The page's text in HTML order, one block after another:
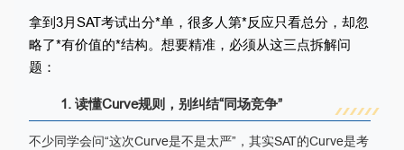
拿到3月SAT考试出分*单，很多人第*反应只看总分，却忽
略了*有价值的*结构。想要精准，必须从这三点拆解问
题：
1. 读懂Curve规则，别纠结“同场竞争”
不少同学会问“这次Curve是不是太严”，其实SAT的Curve是考